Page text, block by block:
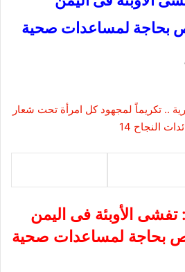
تفشى الأوبئة فى اليمن